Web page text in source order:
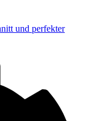
und perfekter